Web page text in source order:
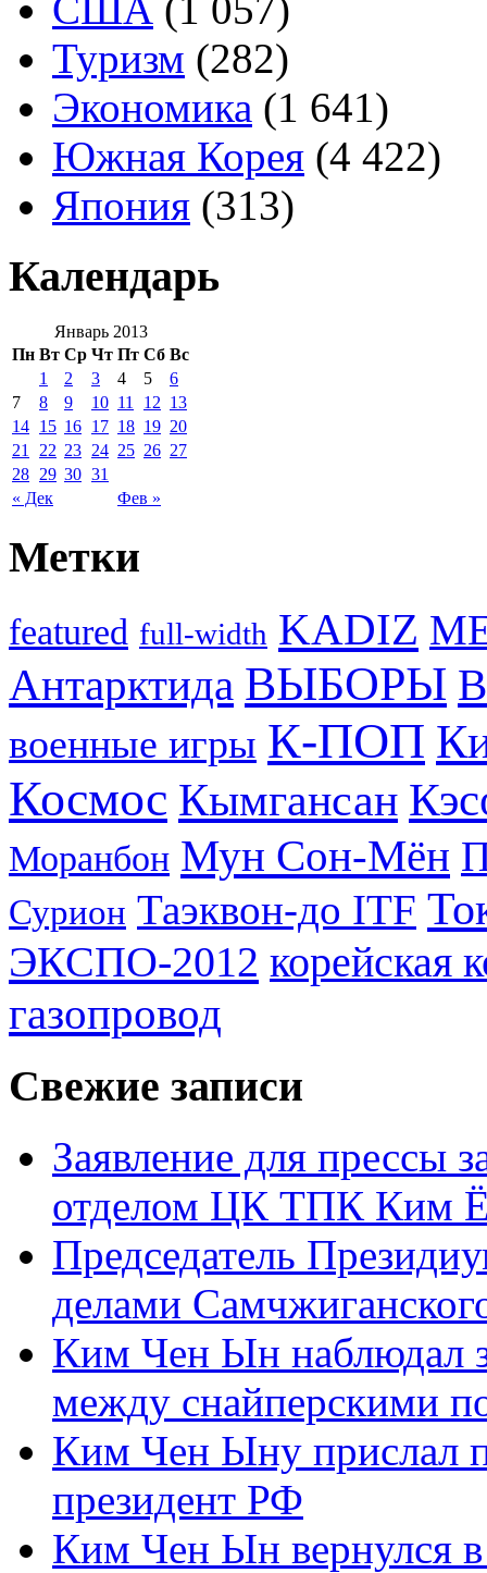
США (1 057)
Туризм (282)
Экономика (1 641)
Южная Корея (4 422)
Япония (313)
Календарь
Январь 2013
Пн Вт Ср Чт Пт Сб Вс
« Дек Фев »
1 2 3 4 5
6
7
8 9 10 11 12 13
14 15 16 17 18 19 20
21
22 23 24 25 26 27
28 29 30 31
Метки
featured full-width KADIZ
Антарктида ВЫБОРЫ
военные игры К-ПОП
Космос Кымгансан
Моранбон Мун Сон-Мён
Сурион Таэквон-до ITF
ЭКСПО-2012 корейская
газопровод
Свежие записи
Заявление для прессы
отделом ЦК ТПК Ким
Председатель
делами
Ким Чен Ын наблюдал
между снайперскими
Ким Чен Ыну прислал
президент РФ
Ким Чен Ын вернулся